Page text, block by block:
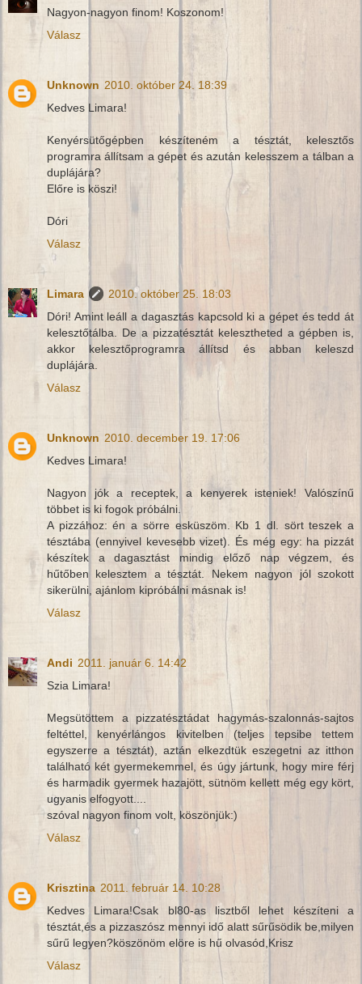
Nagyon-nagyon finom! Koszonom!
Válasz
Unknown 2010. október 24. 18:39
Kedves Limara!
Kenyérsütőgépben készíteném a tésztát, kelesztős
programra állítsam a gépet és azután kelesszem a tálban a
duplájára?
Előre is köszi!
Dóri
Válasz
Limara
2010. október 25. 18:03
Dóri! Amint leáll a dagasztás kapcsold ki a gépet és tedd át
kelesztőtálba. De a pizzatésztát kelesztheted a gépben is,
akkor kelesztőprogramra állítsd és abban keleszd
duplájára.
Válasz
Unknown 2010. december 19. 17:06
Kedves Limara!
Nagyon jók a receptek, a kenyerek isteniek! Valószínű
többet is ki fogok próbálni.
A pizzához: én a sörre esküszöm. Kb 1 dl. sört teszek a
tésztába (ennyivel kevesebb vizet). És még egy: ha pizzát
készítek a dagasztást mindig előző nap végzem, és
hűtőben kelesztem a tésztát. Nekem nagyon jól szokott
sikerülni, ajánlom kipróbálni másnak is!
Válasz
Andi 2011. január 6. 14:42
Szia Limara!
Megsütöttem a pizzatésztádat hagymás-szalonnás-sajtos
feltéttel, kenyérlángos kivitelben (teljes tepsibe tettem
egyszerre a tésztát), aztán elkezdtük eszegetni az itthon
található két gyermekemmel, és úgy jártunk, hogy mire férj
és harmadik gyermek hazajött, sütnöm kellett még egy kört,
ugyanis elfogyott....
szóval nagyon finom volt, köszönjük:)
Válasz
Krisztina 2011. február 14. 10:28
Kedves Limara!Csak bl80-as lisztből lehet készíteni a
tésztát,és a pizzaszósz mennyi idő alatt sűrűsödik be,milyen
sűrű legyen?köszönöm elöre is hű olvasód,Krisz
Válasz